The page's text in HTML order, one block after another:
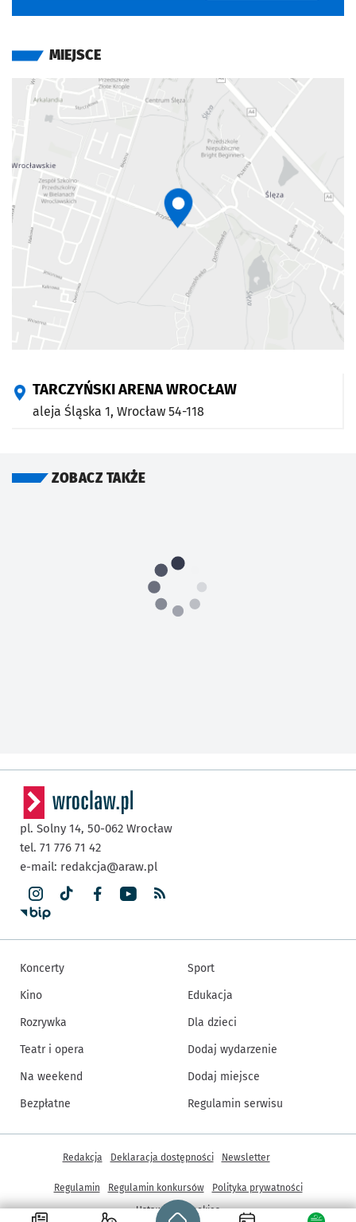
MIEJSCE
TARCZYŃSKI ARENA WROCŁAW
aleja Śląska 1, Wrocław 54-118
ZOBACZ TAKŻE
Strona główna - wroclaw.pl
pl. Solny 14, 50-062 Wrocław
tel. 71 776 71 42
e-mail: redakcja@araw.pl
Koncerty
Kino
Rozrywka
Teatr i opera
Na weekend
Bezpłatne
Sport
Edukacja
Dla dzieci
Dodaj wydarzenie
Dodaj miejsce
Regulamin serwisu
Inne informacje
Redakcja Deklaracja dostępności Newsletter
Regulamin Regulamin konkursów
Polityka prywatności
Ustawienia cookies